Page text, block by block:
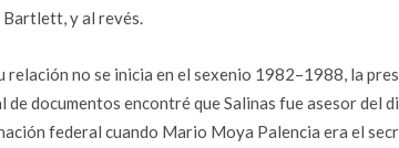
Bartlett, y al revés.
relación no se inicia en el sexenio 1982–1988, la
de documentos encontré que Salinas fue asesor del
federal cuando Mario Moya Palencia era el